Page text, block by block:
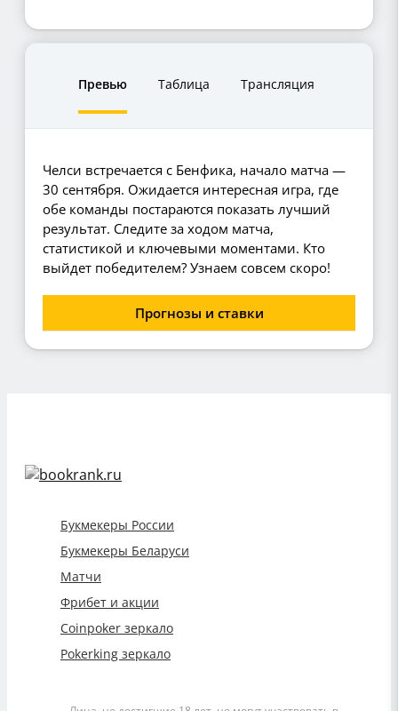
Превью Таблица Трансляция
Челси встречается с Бенфика, начало матча —
30 сентября. Ожидается интересная игра, где
обе команды постараются показать лучший
результат. Следите за ходом матча,
статистикой и ключевыми моментами. Кто
выйдет победителем? Узнаем совсем скоро!
Прогнозы и ставки
Букмекеры России
Букмекеры Беларуси
Матчи
Фрибет и акции
Coinpoker зеркало
Pokerking зеркало